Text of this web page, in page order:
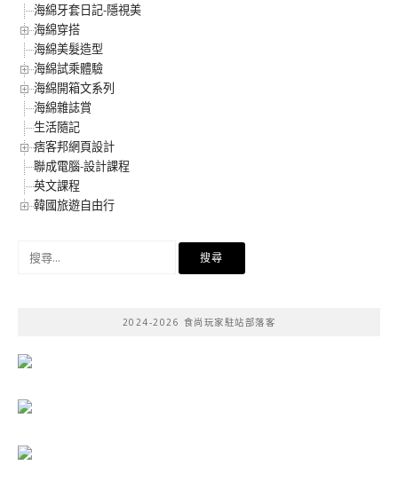
海綿牙套日記-隱視美
海綿穿搭
海綿美髮造型
海綿試乘體驗
海綿開箱文系列
海綿雜誌賞
生活隨記
痞客邦網頁設計
聯成電腦-設計課程
英文課程
韓國旅遊自由行
2024-2026 食尚玩家駐站部落客